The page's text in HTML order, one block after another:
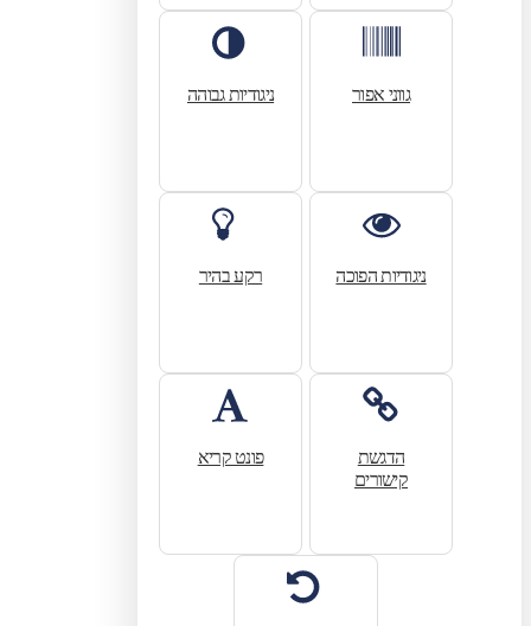
גווני אפור ניגודיות גבוהה
ניגודיות הפוכה רקע בהיר
הדגשת
קישורים
פונט קריא